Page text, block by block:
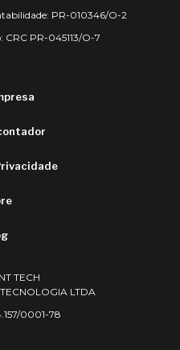
PR-010346/O-2
CRC PR-045113/O-7
TECH
LTDA
0001-78